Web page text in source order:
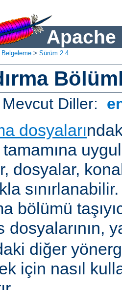
Apache
Belgeleme > Sürüm 2.4
Mevcut Diller:
dosyaları
dosyalar,
bölümü
dosyalarının,
diğer
için nasıl